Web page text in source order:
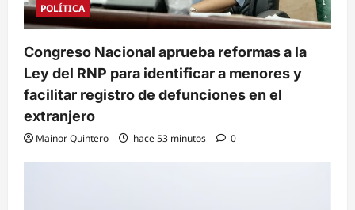
POLÍTICA
Congreso Nacional aprueba reformas a la
Ley del RNP para identificar a menores y
facilitar registro de defunciones en el
extranjero
Mainor Quintero hace 53 minutos 0